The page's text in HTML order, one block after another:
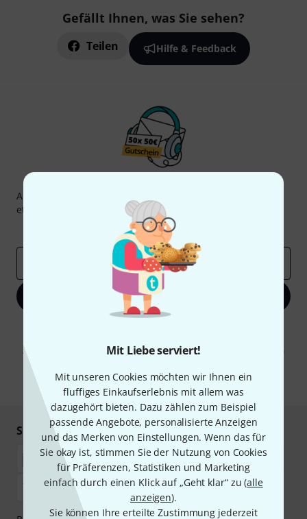
Mit Liebe serviert!
Mit unseren Cookies möchten wir Ihnen ein
fluffiges Einkaufserlebnis mit allem was
dazugehört bieten. Dazu zählen zum Beispiel
passende Angebote, personalisierte Anzeigen
und das Merken von Einstellungen. Wenn das für
Sie okay ist, stimmen Sie der Nutzung von Cookies
für Präferenzen, Statistiken und Marketing
einfach durch einen Klick auf „Geht klar“ zu (alle
anzeigen).
Sie können Ihre erteilte Zustimmung jederzeit
Gefällt Ihnen, was Sie sehen?
Teilen Hilfe & Feedback
Abonniere den Thomann Newsletter und gewinne mit
etwas Glück einen von
50 Gutscheinen
Inspirierende Beiträge
Deals
Jetzt anmelden
Abmeldung ist jederzeit möglich. Weitere Informationen finden Sie in
* Pflichtfeld
Sicher einkaufen & bezahlen